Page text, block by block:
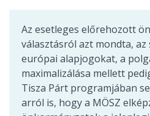
Az esetleges előrehozott
választásról azt mondta,
európai alapjogokat, a
maximalizálása mellett
Tisza Párt programjában
arról is, hogy a MÖSZ